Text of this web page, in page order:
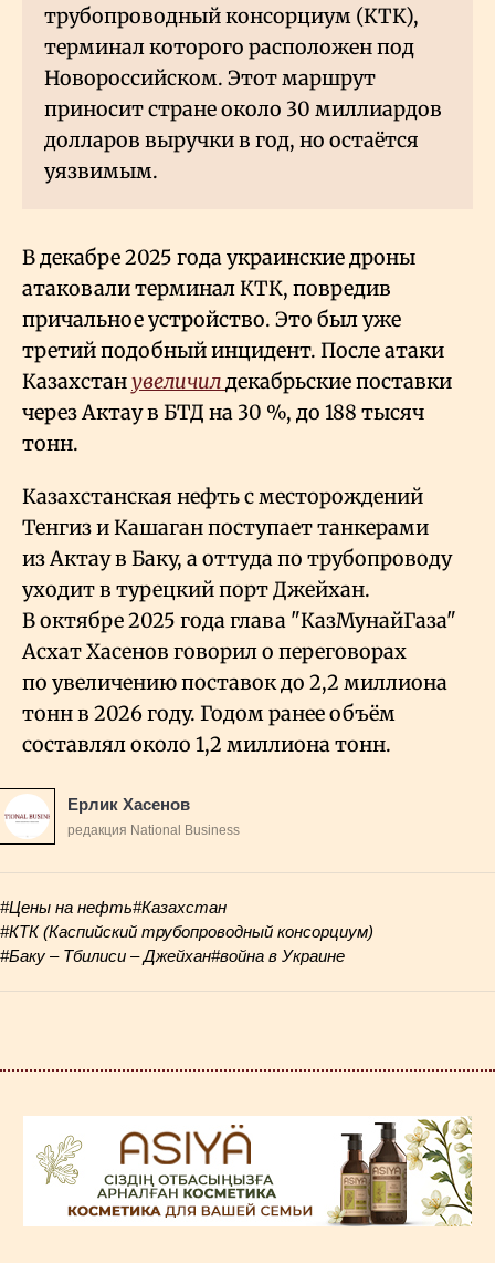
трубопроводный консорциум (КТК),
терминал которого расположен под
Новороссийском. Этот маршрут
приносит стране около 30 миллиардов
долларов выручки в год, но остаётся
уязвимым.
В декабре 2025 года украинские дроны
атаковали терминал КТК, повредив
причальное устройство. Это был уже
третий подобный инцидент. После атаки
Казахстанувеличилдекабрьские поставки
через Актау в БТД на 30 %, до 188 тысяч
тонн.
Казахстанская нефть с месторождений
Тенгиз и Кашаган поступает танкерами
из Актау в Баку, а оттуда по трубопроводу
уходит в турецкий порт Джейхан.
В октябре 2025 года глава "КазМунайГаза"
Асхат Хасенов говорил о переговорах
по увеличению поставок до 2,2 миллиона
тонн в 2026 году. Годом ранее объём
составлял около 1,2 миллиона тонн.
Ерлик Хасенов
редакция National Business
#Цены на нефть#Казахстан
#КТК (Каспийский трубопроводный консорциум)
#Баку – Тбилиси – Джейхан#война в Украине